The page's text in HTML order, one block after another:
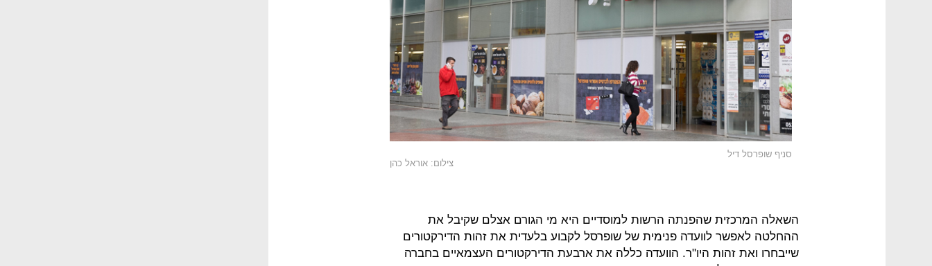
סניף שופרסל דיל
צילום: אוראל כהן
השאלה המרכזית שהפנתה הרשות למוסדיים היא מי הגורם אצלם שקיבל את
ההחלטה לאפשר לוועדה פנימית של שופרסל לקבוע בלעדית את זהות הדירקטורים
שייבחרו ואת זהות היו"ר. הוועדה כללה את ארבעת הדירקטורים העצמאיים בחברה